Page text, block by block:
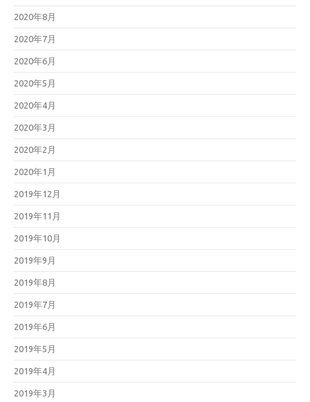
2020年8月
2020年7月
2020年6月
2020年5月
2020年4月
2020年3月
2020年2月
2020年1月
2019年12月
2019年11月
2019年10月
2019年9月
2019年8月
2019年7月
2019年6月
2019年5月
2019年4月
2019年3月